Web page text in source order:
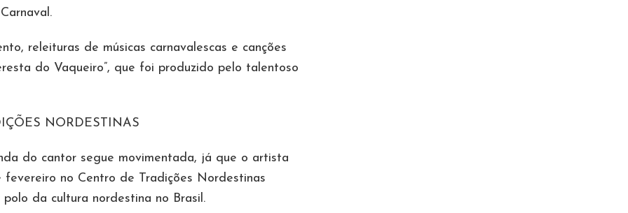
releituras de músicas carnavalescas e canções
do Vaqueiro”, que foi produzido pelo talentoso
NORDESTINAS
do cantor segue movimentada, já que o artista
no Centro de Tradições Nordestinas
da cultura nordestina no Brasil.